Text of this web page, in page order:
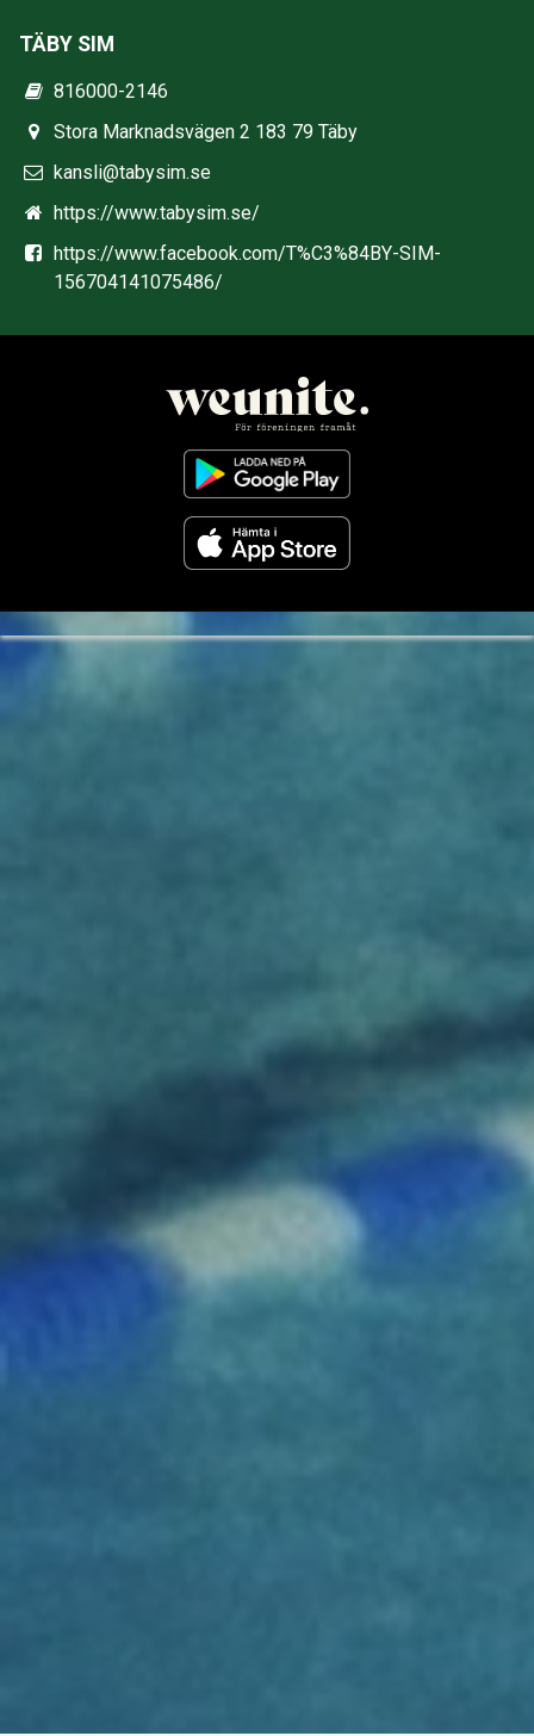
TÄBY SIM
816000-2146
Stora Marknadsvägen 2 183 79 Täby
kansli@tabysim.se
https://www.tabysim.se/
https://www.facebook.com/T%C3%84BY-SIM-
156704141075486/